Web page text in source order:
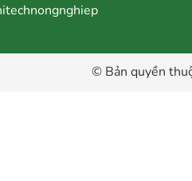
© Bản quyền